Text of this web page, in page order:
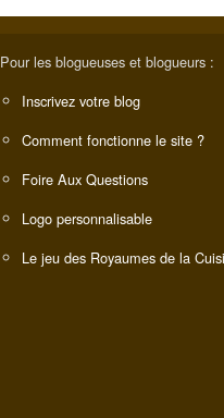
Pour les blogueuses et blogueurs :
Inscrivez votre blog
Comment fonctionne le site ?
Foire Aux Questions
Logo personnalisable
Le jeu des Royaumes de la